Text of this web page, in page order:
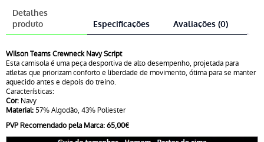
Teams
Crewneck
Navy
Script
Detalhes
produto
Especificações Avaliações (0)
Wilson Teams Crewneck Navy Script
Esta camisola é uma peça desportiva de alto desempenho, projetada para
atletas que priorizam conforto e liberdade de movimento, ótima para se manter
aquecido antes e depois do treino.
Características:
Cor: Navy
Material: 57% Algodão, 43% Poliester
PVP Recomendado pela Marca: 65,00€